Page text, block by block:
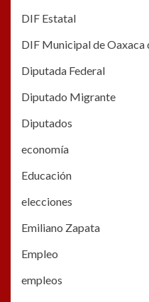
DIF Estatal
DIF Municipal de Oaxaca
Diputada Federal
Diputado Migrante
Diputados
economía
Educación
elecciones
Emiliano Zapata
Empleo
empleos